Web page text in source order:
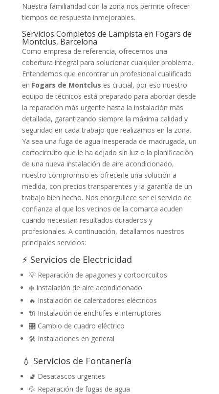
Nuestra familiaridad con la zona nos permite ofrecer
tiempos de respuesta inmejorables.
Servicios Completos de Lampista en Fogars de
Montclus, Barcelona
Como empresa de referencia, ofrecemos una
cobertura integral para solucionar cualquier problema.
Entendemos que encontrar un profesional cualificado
en Fogars de Montclus es crucial, por eso nuestro
equipo de técnicos está preparado para abordar desde
la reparación más urgente hasta la instalación más
detallada, garantizando siempre la máxima calidad y
seguridad en cada trabajo que realizamos en la zona.
Ya sea una fuga de agua inesperada de madrugada, un
cortocircuito que le ha dejado sin luz o la planificación
de una nueva instalación de aire acondicionado,
nuestro compromiso es ofrecerle una solución a
medida, con precios transparentes y la garantía de un
trabajo bien hecho. Nos enorgullece ser el servicio de
confianza al que los vecinos de la comarca acuden
cuando necesitan resultados duraderos y
profesionales. A continuación, detallamos nuestros
principales servicios:
⚡ Servicios de Electricidad
💡 Reparación de apagones y cortocircuitos
❄️ Instalación de aire acondicionado
🔥 Instalación de calentadores eléctricos
🔌 Instalación de enchufes e interruptores
🎛️ Cambio de cuadro eléctrico
🛠️ Instalaciones en general
💧 Servicios de Fontanería
🚽 Desatascos urgentes
💦 Reparación de fugas de agua